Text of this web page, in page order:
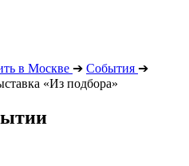
в Москве ➔ События ➔
«Из подбора»